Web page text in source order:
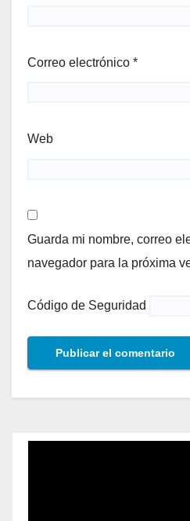
Correo electrónico *
Web
Guarda mi nombre, correo
navegador para la próxima
Código de Seguridad